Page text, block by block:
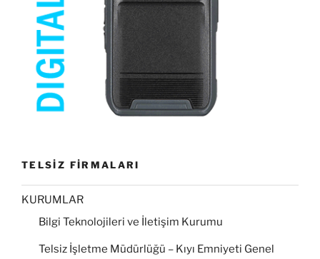
TELSİZ FİRMALARI
KURUMLAR
Bilgi Teknolojileri ve İletişim Kurumu
Telsiz İşletme Müdürlüğü – Kıyı Emniyeti Genel